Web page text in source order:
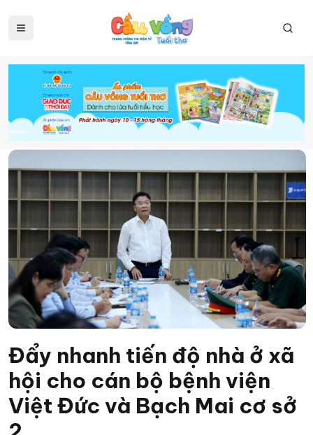
Đẩy nhanh tiến độ nhà ở xã
hội cho cán bộ bệnh viện
Việt Đức và Bạch Mai cơ sở